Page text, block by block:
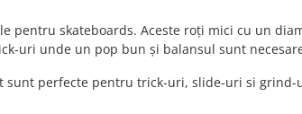
pentru skateboards. Aceste roți mici cu un
uri unde un pop bun și balansul sunt
sunt perfecte pentru trick-uri, slide-uri si grind-